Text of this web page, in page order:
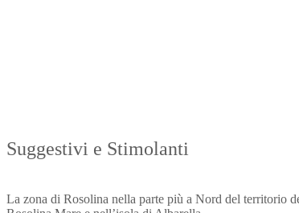
Suggestivi e Stimolanti
La zona di Rosolina nella parte più a Nord del territorio